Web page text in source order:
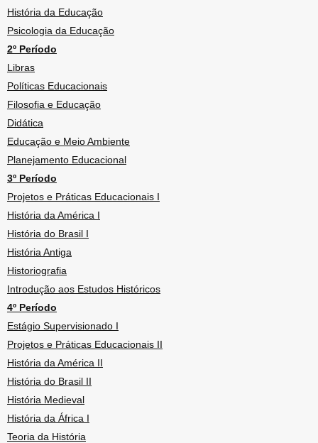
História da Educação
Psicologia da Educação
2º Período
Libras
Políticas Educacionais
Filosofia e Educação
Didática
Educação e Meio Ambiente
Planejamento Educacional
3º Período
Projetos e Práticas Educacionais I
História da América I
História do Brasil I
História Antiga
Historiografia
Introdução aos Estudos Históricos
4º Período
Estágio Supervisionado I
Projetos e Práticas Educacionais II
História da América II
História do Brasil II
História Medieval
História da África I
Teoria da História